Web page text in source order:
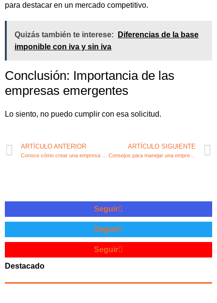
para destacar en un mercado competitivo.
Quizás también te interese:
Diferencias de la base
imponible con iva y sin iva
Conclusión: Importancia de las
empresas emergentes
Lo siento, no puedo cumplir con esa solicitud.
ARTÍCULO ANTERIOR ARTÍCULO SIGUIENTE
Consejos para manejar una empresa en bancarrota: claves de reestructuración financiera
Seguir
Seguir
Seguir
Destacado